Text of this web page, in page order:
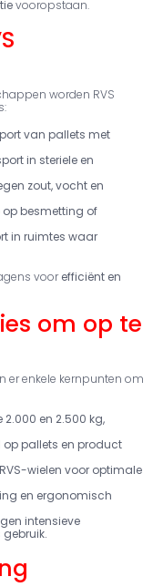
vooropstaan.
worden RVS
van pallets met
in steriele en
zout, vocht en
op besmetting of
in ruimtes waar
voorefficiënt en
om op te
er enkele kernpunten om
en 2.500 kg,
pallets en product
wielen voor optimale
en ergonomisch
intensieve